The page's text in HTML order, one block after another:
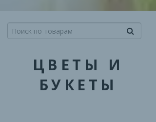
ЦВЕТЫ И
БУКЕТЫ